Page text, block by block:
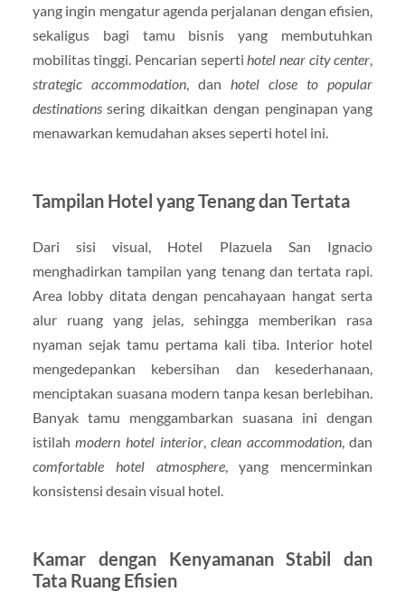
yang ingin mengatur agenda perjalanan dengan efisien,
sekaligus bagi tamu bisnis yang membutuhkan
mobilitas tinggi. Pencarian seperti hotel near city center
strategic accommodation, dan hotel close to popular
destinationssering dikaitkan dengan penginapan yang
menawarkan kemudahan akses seperti hotel ini.
Tampilan Hotel yang Tenang dan Tertata
Dari sisi visual, Hotel Plazuela San Ignacio
menghadirkan tampilan yang tenang dan tertata rapi.
Area lobby ditata dengan pencahayaan hangat serta
alur ruang yang jelas, sehingga memberikan rasa
nyaman sejak tamu pertama kali tiba. Interior hotel
mengedepankan kebersihan dan kesederhanaan,
menciptakan suasana modern tanpa kesan berlebihan.
Banyak tamu menggambarkan suasana ini dengan
istilah modern hotel interior,clean accommodation, dan
comfortable hotel atmosphere, yang mencerminkan
konsistensi desain visual hotel.
Kamar dengan Kenyamanan Stabil dan
Tata Ruang Efisien